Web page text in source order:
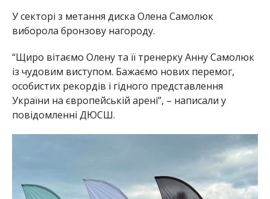
У секторі з метання диска Олена Самолюк
виборола бронзову нагороду.
“Щиро вітаємо Олену та її тренерку Анну Самолюк
із чудовим виступом. Бажаємо нових перемог,
особистих рекордів і гідного представлення
України на європейській арені”, – написали у
повідомленні ДЮСШ.